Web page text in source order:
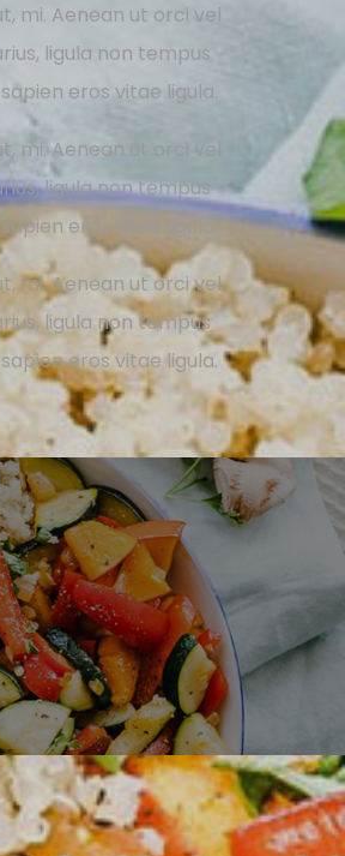
mi. Aenean ut orci vel
ligula non tempus
eros vitae ligula.
mi. Aenean ut orci vel
ligula non tempus
eros vitae ligula.
mi. Aenean ut orci vel
ligula non tempus
eros vitae ligula.